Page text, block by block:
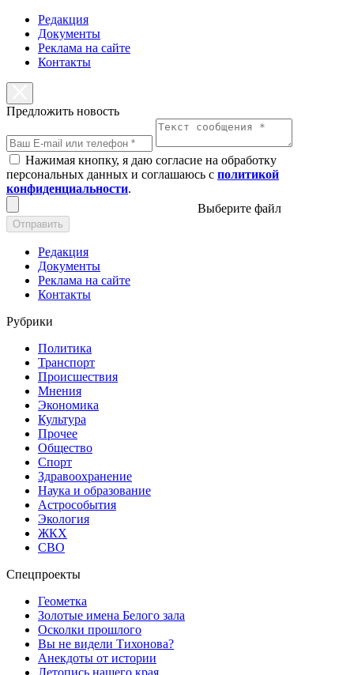
Редакция
Документы
Реклама на сайте
Контакты
Предложить новость
Нажимая кнопку, я даю согласие на обработку
персональных данных и соглашаюсь с политикой
конфиденциальности.
Выберите файл
Отправить
Редакция
Документы
Реклама на сайте
Контакты
Рубрики
Политика
Транспорт
Происшествия
Мнения
Экономика
Культура
Прочее
Общество
Спорт
Здравоохранение
Наука и образование
Астрособытия
Экология
ЖКХ
СВО
Спецпроекты
Геометка
Золотые имена Белого зала
Осколки прошлого
Вы не видели Тихонова?
Анекдоты от истории
Летопись нашего края